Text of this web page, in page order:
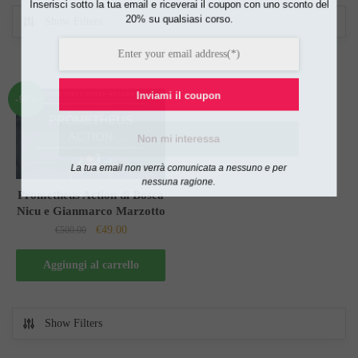
-90%
Prometheus Action di Bosca
Nicu e Gianmarco Marzotto
€500.00
Il
prezzo
originale
era:
€49.00Il
prezzo
attuale
è:
Aggiungi al carrello
Show Filters
20% su qualsiasi corso.
Inviami il coupon
Non mi interessa
La tua email non verrà comunicata a nessuno e per
nessuna ragione.